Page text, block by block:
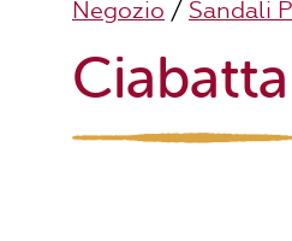
Negozio / Sandali